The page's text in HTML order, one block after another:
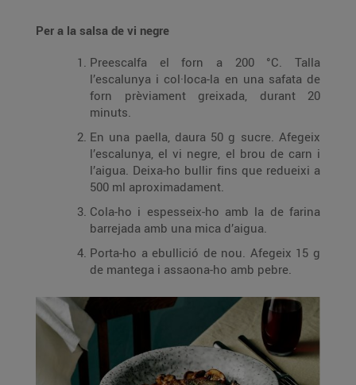
Per a la salsa de vi negre
Preescalfa el forn a 200 °C. Talla
l’escalunya i col·loca-la en una safata de
forn prèviament greixada, durant 20
minuts.
En una paella, daura 50 g sucre. Afegeix
l’escalunya, el vi negre, el brou de carn i
l’aigua. Deixa-ho bullir fins que redueixi a
500 ml aproximadament.
Cola-ho i espesseix-ho amb la de farina
barrejada amb una mica d’aigua.
Porta-ho a ebullició de nou. Afegeix 15 g
de mantega i assaona-ho amb pebre.